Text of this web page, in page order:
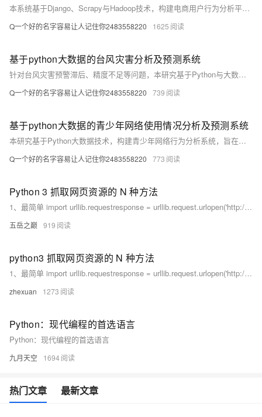
本系统基于Django、Scrapy与Hadoop技术，构建电商用户行为分析平台。通过爬取与处理海量用户数据，实现行为追踪、偏好分析与个性化推荐，助力企业提升营销精准度与用户体验，推动电商智能化发展。
Q一个好的名字容易让人记住你2483558220 1625
基于python大数据的台风灾害分析及预测系统
针对台风灾害预警滞后、精度不足等问题，本研究基于Python与大数据技术，构建多源数据融合的台风预测系统。利用机器学习提升路径与强度预测准确率，结合Django框架实现动态可视化与实时预警，为防灾决策提供科学支持，显著提高应急响应效率，具有重要社会经济价值。
Q一个好的名字容易让人记住你2483558220 739
基于python大数据的青少年网络使用情况分析及预测系统
本研究基于Python大数据技术，构建青少年网络行为分析系统，旨在破解现有防沉迷模式下用户画像模糊、预警滞后等难题。通过整合多平台亿级数据，运用机器学习实现精准行为预测与实时干预，推动数字治理向“数据驱动”转型，为家庭、学校及政府提供科学决策支持，助力青少年健康上网。
Q一个好的名字容易让人记住你2483558220 773
Python 3 抓取网页资源的 N 种方法
1、最简单 import urllib.requestresponse = urllib.request.urlopen('http://python.org/')html = response.
五岳之巅 919
python3 抓取网页资源的 N 种方法
1、最简单 import urllib.requestresponse = urllib.request.urlopen('http://python.org/')html = response.
zhexuan 1273
Python：现代编程的首选语言
Python：现代编程的首选语言
九月天空 1694
热门文章 最新文章